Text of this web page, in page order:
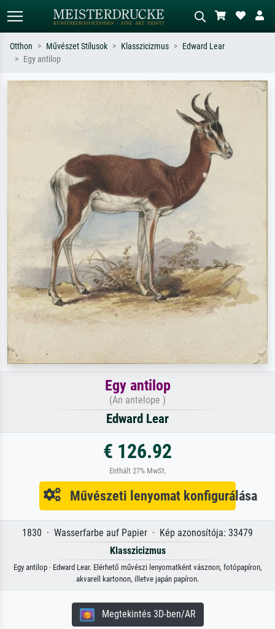
Írja le a jelenetet – pl. zöld rét, sok
piros absztrakt, sötét olajkép, álló akt
egy fa mellett.
Otthon Művészet Stílusok Klasszicizmus
Edward Lear
Egy antilop
Egy antilop
(An antelope )
Edward Lear
€ 126.92
Enthält 27% MwSt.
Művészeti lenyomat konfigurálása
1830 · Wasserfarbe auf Papier · Kép azonosítója: 33479
Klasszicizmus
Egy antilop · Edward Lear. Elérhető művészi lenyomatként vásznon, fotópapíron,
akvarell kartonon, illetve japán papíron.
Megtekintés 3D-ben/AR